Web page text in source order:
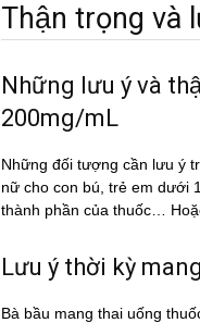
Thận trọng và
Những lưu ý và
200mg/mL
Những đối tượng cần lưu ý
nữ cho con bú, trẻ em dưới
thành phần của thuốc…
Lưu ý thời kỳ
Bà bầu mang thai uống